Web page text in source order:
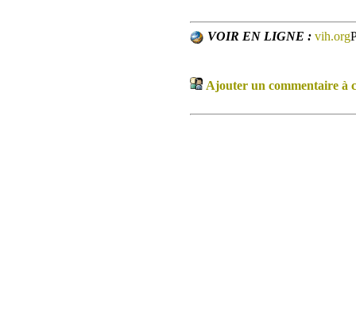
VOIR EN LIGNE : vih.org
Ajouter un commentaire à